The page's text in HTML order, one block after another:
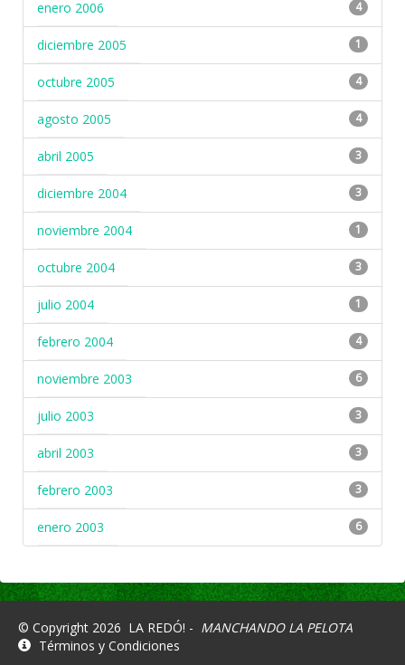
enero 2006 4
diciembre 2005 1
octubre 2005 4
agosto 2005 4
abril 2005 3
diciembre 2004 3
noviembre 2004 1
octubre 2004 3
julio 2004 1
febrero 2004 4
noviembre 2003 6
julio 2003 3
abril 2003 3
febrero 2003 3
enero 2003 6
© Copyright 2026 LA REDÓ! - MANCHANDO LA PELOTA
Términos y Condiciones